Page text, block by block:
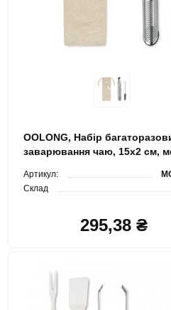
OOLONG, Набір
заварювання чаю, 15x2 см,
Артикул:
Склад
295,38 ₴